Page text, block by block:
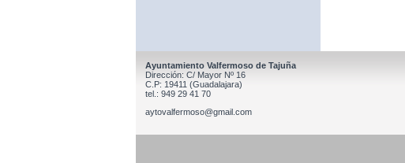
Ayuntamiento Valfermoso de Tajuña
Dirección: C/ Mayor Nº 16
C.P: 19411 (Guadalajara)
tel.: 949 29 41 70
aytovalfermoso@gmail.com